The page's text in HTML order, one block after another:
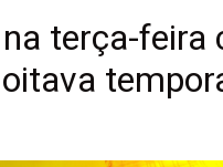
na terça-